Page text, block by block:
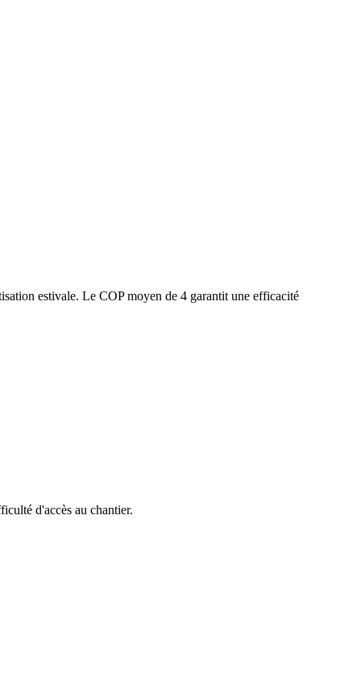
estivale. Le COP moyen de 4 garantit une efficacité
d'accès au chantier.